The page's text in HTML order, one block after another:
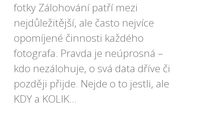
fotky Zálohování patří mezi
nejdůležitější, ale často nejvíce
opomíjené činnosti každého
fotografa. Pravda je neúprosná –
kdo nezálohuje, o svá data dříve či
později přijde. Nejde o to jestli, ale
KDY a KOLIK...